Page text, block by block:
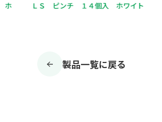
ＬＳ ピンチ １４個入 ホワイト
製品一覧に戻る